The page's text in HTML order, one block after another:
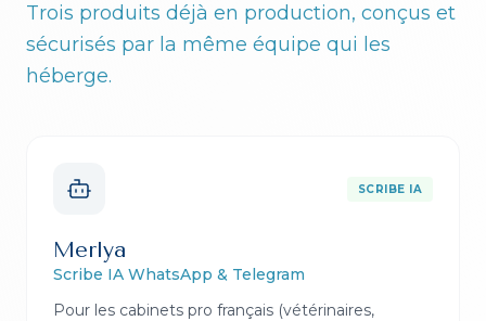
Trois produits déjà en production, conçus et
sécurisés par la même équipe qui les
héberge.
SCRIBE IA
Merlya
Scribe IA WhatsApp & Telegram
Pour les cabinets pro français (vétérinaires,